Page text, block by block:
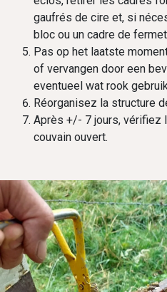
gaufrés de cire et, si
bloc ou un cadre de
Pas op het laatste
of vervangen door een
eventueel wat rook
Réorganisez la structure
Après +/- 7 jours, vérifiez
couvain ouvert.